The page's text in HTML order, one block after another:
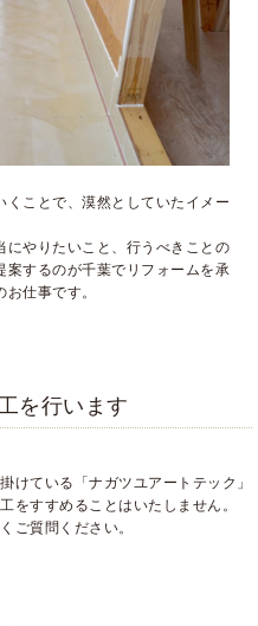
ことで、漠然としていたイメー
やりたいこと、行うべきことの
するのが千葉でリフォームを承
仕事です。
を行います
けている「ナガツユアートテック」
をすすめることはいたしません。
ご質問ください。